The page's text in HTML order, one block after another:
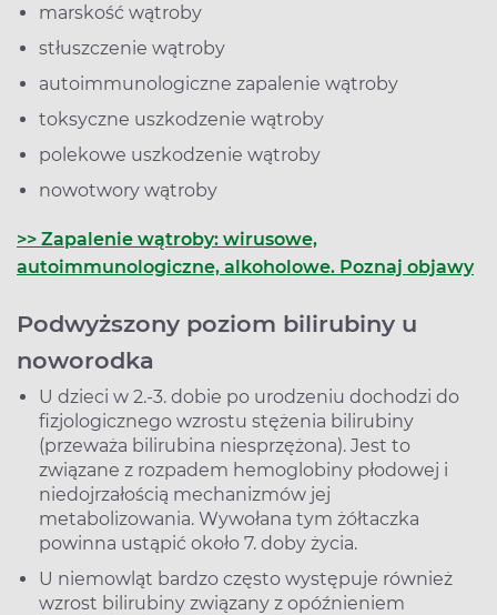
marskość wątroby
stłuszczenie wątroby
autoimmunologiczne zapalenie wątroby
toksyczne uszkodzenie wątroby
polekowe uszkodzenie wątroby
nowotwory wątroby
>> Zapalenie wątroby: wirusowe,
autoimmunologiczne, alkoholowe. Poznaj objawy
Podwyższony poziom bilirubiny u
noworodka
U dzieci w 2.-3. dobie po urodzeniu dochodzi do
fizjologicznego wzrostu stężenia bilirubiny
(przeważa bilirubina niesprzężona). Jest to
związane z rozpadem hemoglobiny płodowej i
niedojrzałością mechanizmów jej
metabolizowania. Wywołana tym żółtaczka
powinna ustąpić około 7. doby życia.
U niemowląt bardzo często występuje również
wzrost bilirubiny związany z opóźnieniem